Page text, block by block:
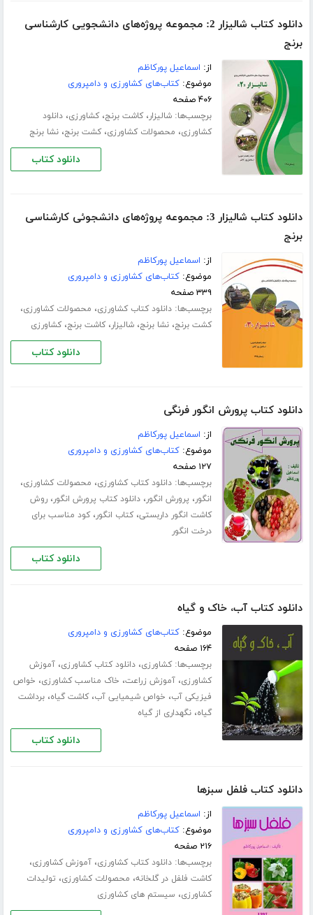
دانلود کتاب شالیزار 2: مجموعه پروژه‌های دانشجویی کارشناسی
برنج
از: اسماعیل پورکاظم
موضوع:کتاب‌های کشاورزی و دامپروری
۴۰۶ صفحه
برچسب‌ها:شالیزار،کاشت برنج،کشاورزی،دانلود
کشاورزی، محصولات کشاورزی،کشت برنج،نشا برنج
دانلود کتاب
دانلود کتاب شالیزار 3: مجموعه پروژه‌های دانشجوئی کارشناسی
برنج
از: اسماعیل پورکاظم
موضوع:کتاب‌های کشاورزی و دامپروری
۳۳۹ صفحه
برچسب‌ها:دانلود کتاب کشاورزی، محصولات کشاورزی،
کشت برنج،نشا برنج،شالیزار،کاشت برنج،کشاورزی
دانلود کتاب
دانلود کتاب پرورش انگور فرنگی
از: اسماعیل پورکاظم
موضوع:کتاب‌های کشاورزی و دامپروری
۱۲۷ صفحه
برچسب‌ها:دانلود کتاب کشاورزی، محصولات کشاورزی،
انگور، پرورش انگور،دانلود کتاب پرورش انگور،روش
کاشت انگور داربستی،کتاب انگور،کود مناسب برای
درخت انگور
دانلود کتاب
دانلود کتاب آب، خاک و گیاه
موضوع:کتاب‌های کشاورزی و دامپروری
۱۶۴ صفحه
برچسب‌ها:کشاورزی،دانلود کتاب کشاورزی،آموزش
کشاورزی،آموزش زراعت، خاک مناسب کشاورزی، خواص
فیزیکی آب، خواص شیمیایی آب،کاشت گیاه،برداشت
گیاه،نگهداری از گیاه
دانلود کتاب
دانلود کتاب فلفل سبزها
از: اسماعیل پورکاظم
موضوع:کتاب‌های کشاورزی و دامپروری
۲۱۶ صفحه
برچسب‌ها:دانلود کتاب کشاورزی،آموزش کشاورزی،
کاشت فلفل در گلخانه، محصولات کشاورزی، تولیدات
کشاورزی، سیستم های کشاورزی